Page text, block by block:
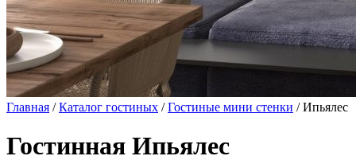
Главная /Каталог гостиных /Гостиные мини стенки / Ипьялес
Гостинная Ипьялес